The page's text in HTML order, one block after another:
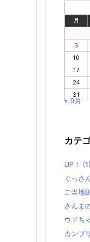
月
3
10
17
24
31
« 9月
カテ
UP！ (1)
ぐっさ
ご当地
さんま
ウドち
カンブ